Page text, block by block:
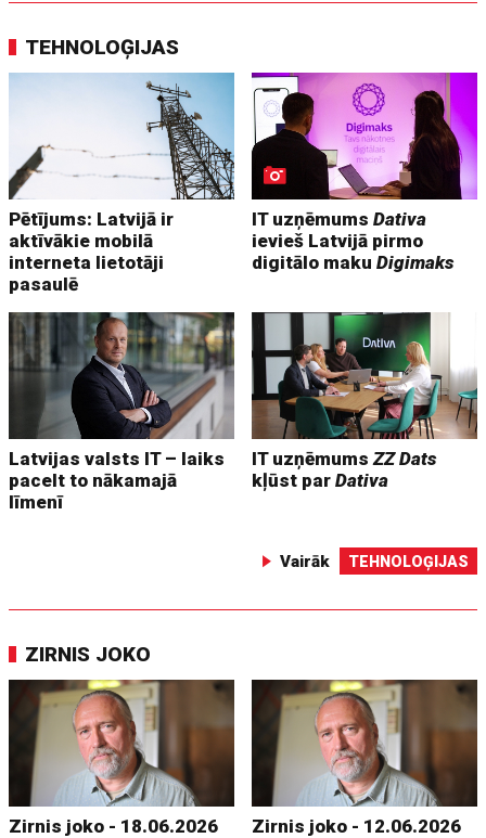
TEHNOLOĢIJAS
Pētījums: Latvijā ir
aktīvākie mobilā
interneta lietotāji
pasaulē
IT uzņēmumsDativa
ievieš Latvijā pirmo
digitālo makuDigimaks
Latvijas valsts IT – laiks
pacelt to nākamajā
līmenī
IT uzņēmumsZZ Dats
kļūst parDativa
Vairāk TEHNOLOĢIJAS
ZIRNIS JOKO
Zirnis joko - 18.06.2026 Zirnis joko - 12.06.2026